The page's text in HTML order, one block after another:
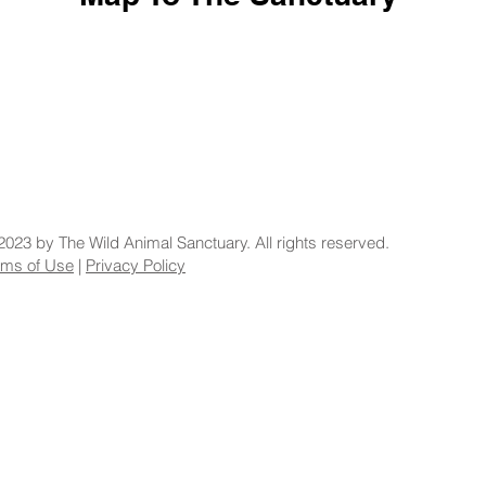
by The Wild Animal Sanctuary. All rights reserved.
of Use | Privacy Policy